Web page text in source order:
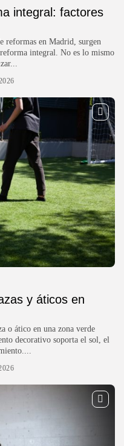
integral: factores
reformas en Madrid, surgen
integral. No es lo mismo
y áticos en
o ático en una zona verde
decorativo soporta el sol, el